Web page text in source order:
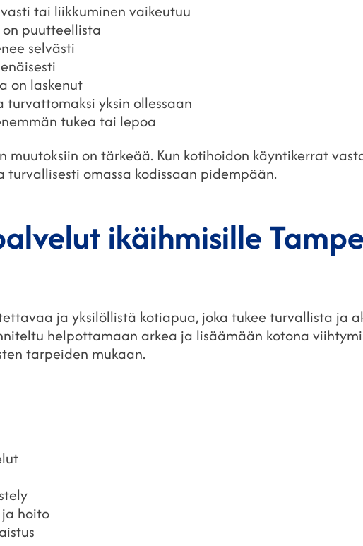
tai liikkuminen vaikeutuu
on puutteellista
selvästi
on laskenut
turvattomaksi yksin ollessaan
tukea tai lepoa
muutoksiin on tärkeää. Kun kotihoidon käyntikerrat
omassa kodissaan pidempään.
ikäihmisille
ja yksilöllistä kotiapua, joka tukee turvallista ja
helpottamaan arkea ja lisäämään kotona
tarpeiden mukaan.
hoito